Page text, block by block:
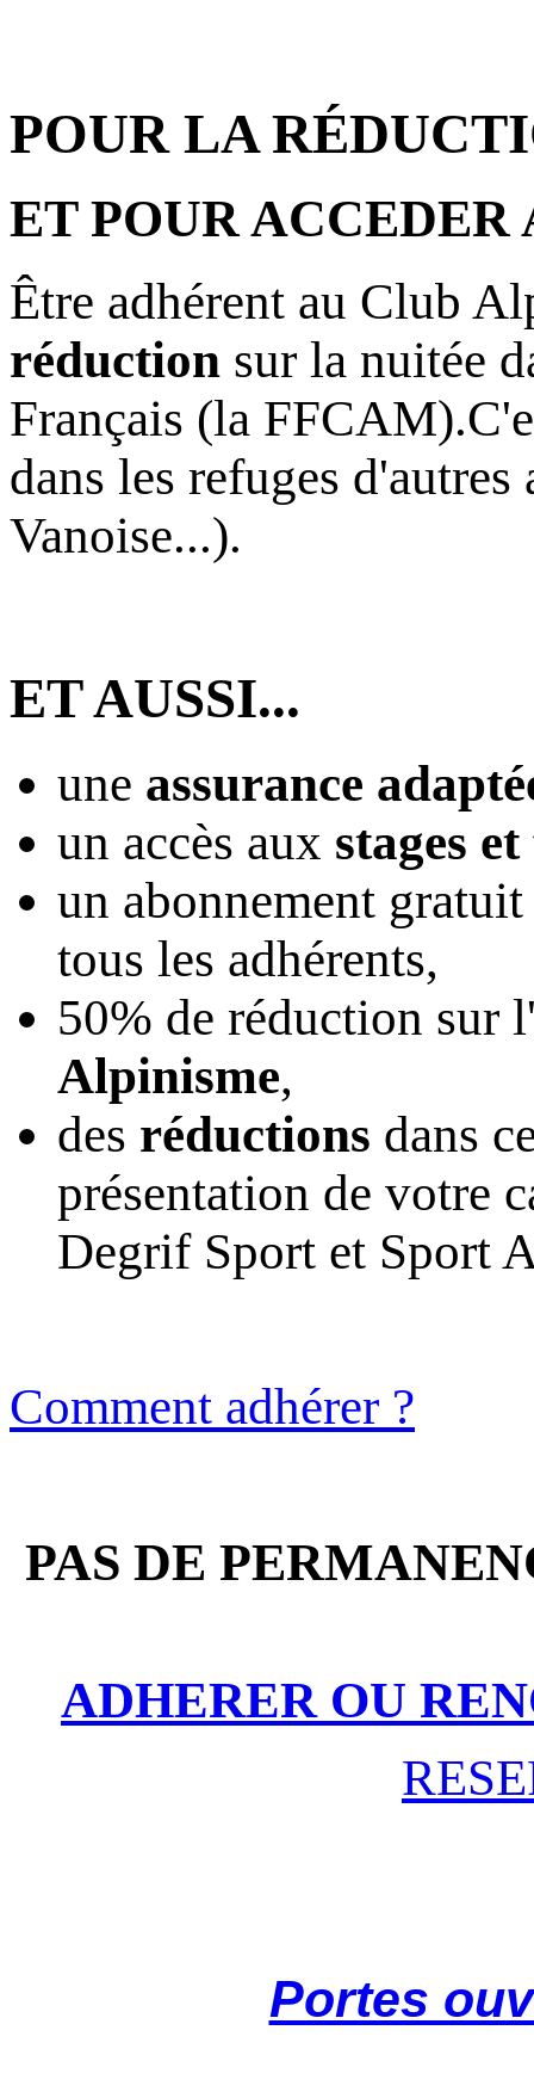
POUR LA
ET POUR
Être adhérent au Club
réduction sur la nuitée
Français (la
dans les refuges
Vanoise...).
ET AUSSI...
une assurance
un accès aux stages
un abonnement
tous les adhérents,
50% de réduction sur
Alpinisme,
des réductions dans
présentation de votre
Degrif Sport et Sport
Comment adhérer ?
PAS DE
ADHERER OU
Portes